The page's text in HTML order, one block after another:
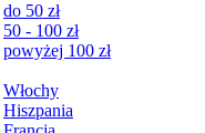
do 50 zł
50 - 100 zł
powyżej 100 zł
Włochy
Hiszpania